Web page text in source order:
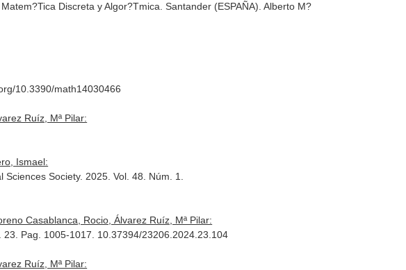
Discreta y Algor?Tmica . Santander (ESPAÑA). Alberto M?
10.3390/math14030466
Ruíz, Mª Pilar:
Ismael:
Sciences Society. 2025. Vol. 48. Núm. 1.
Casablanca, Rocio, Álvarez Ruíz, Mª Pilar:
23. Pag. 1005-1017. 10.37394/23206.2024.23.104
Ruíz, Mª Pilar: